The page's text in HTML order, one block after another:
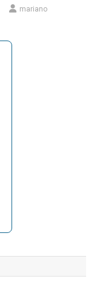
mariano